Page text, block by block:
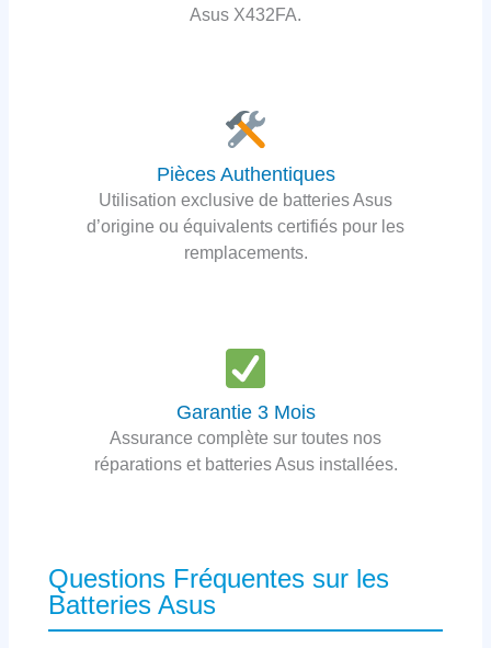
Asus X432FA.
Pièces Authentiques
Utilisation exclusive de batteries Asus
d’origine ou équivalents certifiés pour les
remplacements.
Garantie 3 Mois
Assurance complète sur toutes nos
réparations et batteries Asus installées.
Questions Fréquentes sur les
Batteries Asus